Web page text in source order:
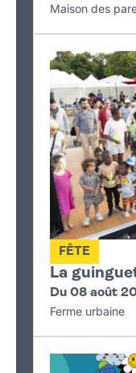
Maison des
La
FÊTE
Du 08 août
Ferme urbaine